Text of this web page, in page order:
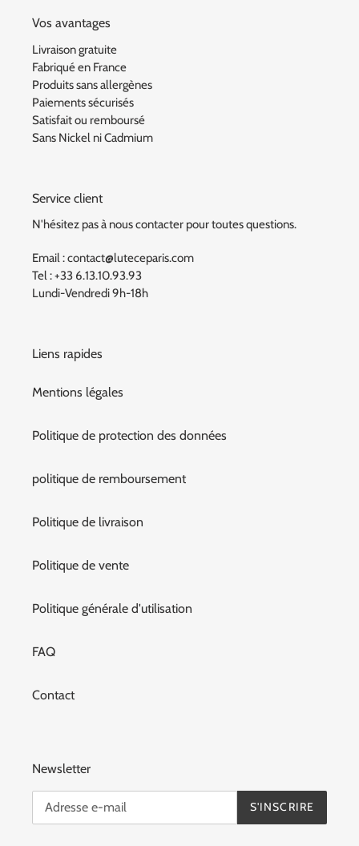
Vos avantages
Livraison gratuite
Fabriqué en France
Produits sans allergènes
Paiements sécurisés
Satisfait ou remboursé
Sans Nickel ni Cadmium
Service client
N'hésitez pas à nous contacter pour toutes questions.
Email : contact@luteceparis.com
Tel : +33 6.13.10.93.93
Lundi-Vendredi 9h-18h
Liens rapides
Mentions légales
Politique de protection des données
politique de remboursement
Politique de livraison
Politique de vente
Politique générale d'utilisation
FAQ
Contact
Newsletter
S'INSCRIRE